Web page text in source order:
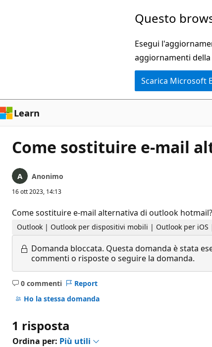
Questo
Esegui
aggiornamenti
Scarica Microsoft
Learn
Come sostituire e-mail
Anonimo
16 ott 2023, 14:13
Come sostituire e-mail alternativa di outlook
Outlook | Outlook per dispositivi mobili | Outlook per iOS
Domanda bloccata. Questa domanda è stata
commenti o risposte o seguire la domanda.
0 commenti
Nessun
commento
Report
Ho la stessa domanda
1 risposta
Ordina per: Più utili